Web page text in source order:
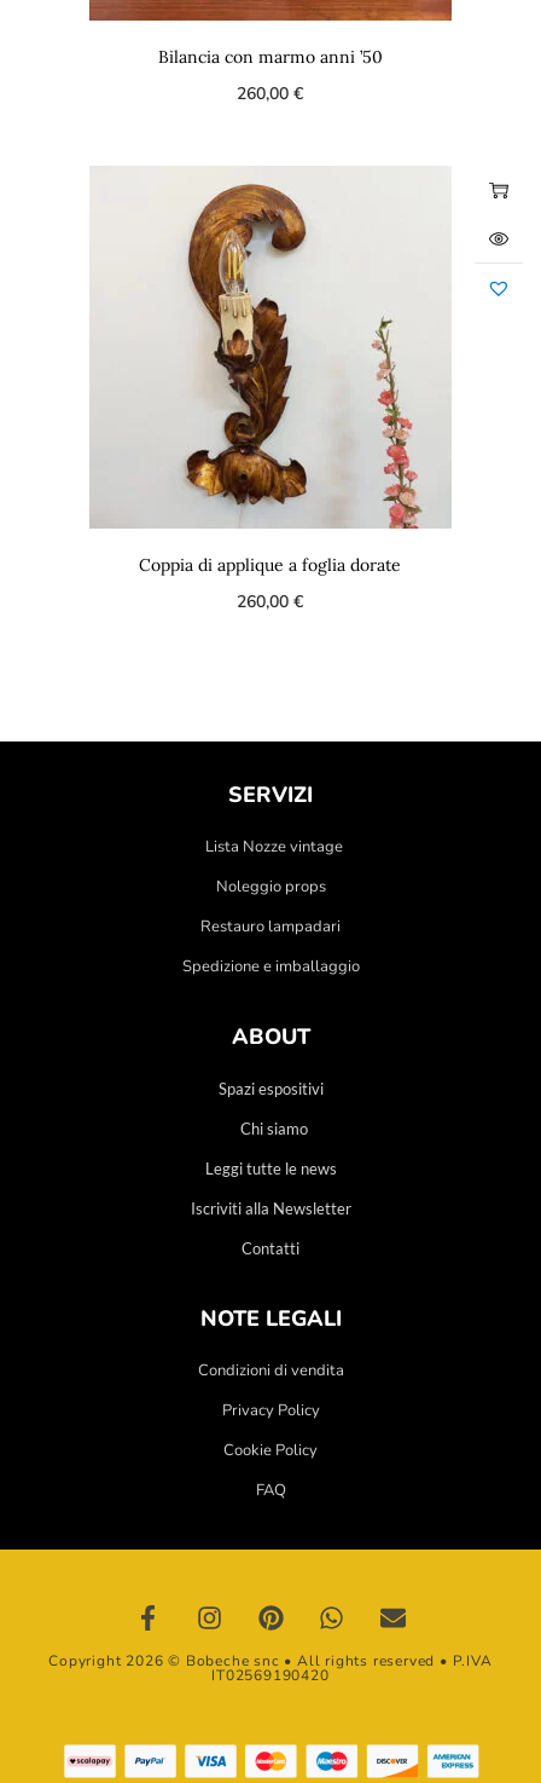
Bilancia con marmo anni ’50
260,00€
Coppia di applique a foglia dorate
260,00€
SERVIZI
Lista Nozze vintage
Noleggio props
Restauro lampadari
Spedizione e imballaggio
ABOUT
Spazi espositivi
Chi siamo
Leggi tutte le news
Iscriviti alla Newsletter
Contatti
NOTE LEGALI
Condizioni di vendita
Privacy Policy
Cookie Policy
FAQ
Copyright 2026 © Bobeche snc • All rights reserved • P.IVA
IT02569190420